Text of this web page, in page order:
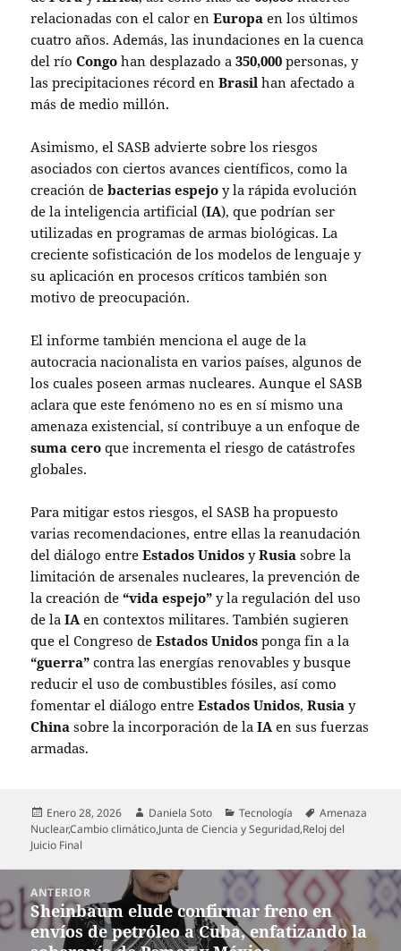
relacionadas con el calor enEuropa en los últimos
cuatro años. Además, las inundaciones en la cuenca
del ríoCongo han desplazado a350,000 personas, y
las precipitaciones récord enBrasil han afectado a
más de medio millón.
Asimismo, el SASB advierte sobre los riesgos
asociados con ciertos avances científicos, como la
creación debacterias espejo y la rápida evolución
de la inteligencia artificial (IA), que podrían ser
utilizadas en programas de armas biológicas. La
creciente sofisticación de los modelos de lenguaje y
su aplicación en procesos críticos también son
motivo de preocupación.
El informe también menciona el auge de la
autocracia nacionalista en varios países, algunos de
los cuales poseen armas nucleares. Aunque el SASB
aclara que este fenómeno no es en sí mismo una
amenaza existencial, sí contribuye a un enfoque de
suma cero que incrementa el riesgo de catástrofes
globales.
Para mitigar estos riesgos, el SASB ha propuesto
varias recomendaciones, entre ellas la reanudación
del diálogo entreEstados Unidos yRusia sobre la
limitación de arsenales nucleares, la prevención de
la creación de“vida espejo” y la regulación del uso
de laIA en contextos militares. También sugieren
que el Congreso deEstados Unidos ponga fin a la
“guerra” contra las energías renovables y busque
reducir el uso de combustibles fósiles, así como
fomentar el diálogo entreEstados Unidos,Rusia y
China sobre la incorporación de laIA en sus fuerzas
armadas.
Publicado
el
Enero 28, 2026 Autor
Daniela Soto Categorías
Tecnología Etiquetas
Amenaza
Nuclear,Cambio climático,Junta de Ciencia y Seguridad,Reloj del
Juicio Final
de
entradas
ANTERIOR
Entrada
anterior:
Sheinbaum elude confirmar freno en
envíos de petróleo a Cuba, enfatizando la